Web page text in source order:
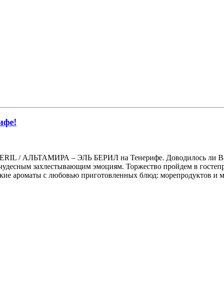
/ АЛЬТАМИРА – ЭЛЬ БЕРИЛ на Тенерифе. Доводилось ли
захлестывающим эмоциям. Торжество пройдем в
ароматы с любовью приготовленных блюд: морепродуктов и